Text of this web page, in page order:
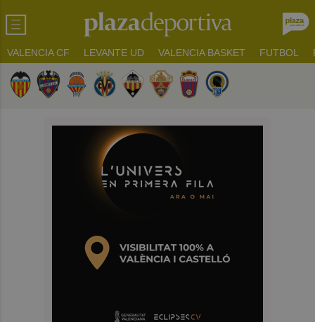
VALENCIA CF LEVANTE UD VALENCIA BASKET FUTBOL